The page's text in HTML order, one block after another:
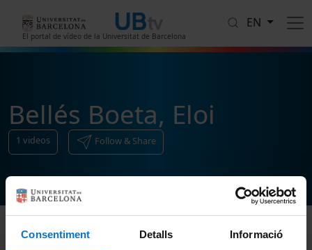
Consentiment Detalls Informació
El portal de vídeo de la Universitat de Barcelona
EN
Bellés Boeta, Eloi
1 videos Follow & Share